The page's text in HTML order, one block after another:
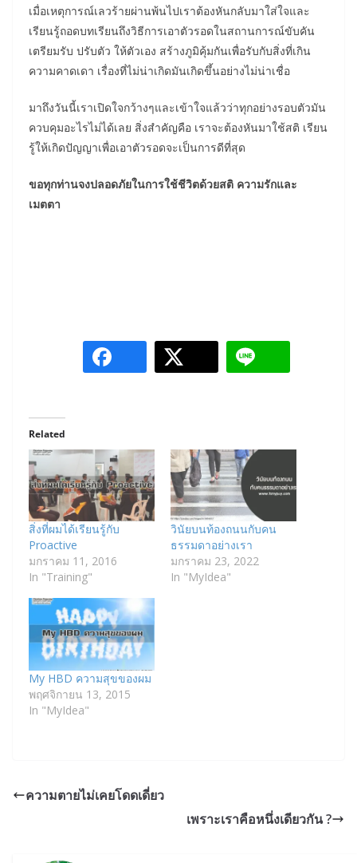
เมื่อเหตุการณ์เลวร้ายผ่านพ้นไปเราต้องหันกลับมาใส่ใจและ
เรียนรู้ถอดบทเรียนถึงวิธีการเอาตัวรอดในสถานการณ์ขับคัน
เตรียมรับ ปรับตัว ให้ตัวเอง สร้างภูมิคุ้มกันเพื่อรับกับสิ่งที่เกิน
ความคาดเดา เรื่องที่ไม่น่าเกิดมันเกิดขึ้นอย่างไม่น่าเชื่อ
มาถึงวันนี้เราเปิดใจกว้างๆและเข้าใจแล้วว่าทุกอย่างรอบตัวมัน
ควบคุมอะไรไม่ได้เลย สิ่งสำคัญคือ เราจะต้องหันมาใช้สติ เรียน
รู้ให้เกิดปัญญาเพื่อเอาตัวรอดจะเป็นการดีที่สุด
ขอทุกท่านจงปลอดภัยในการใช้ชีวิตด้วยสติ ความรักและ
เมตตา
Related
สิ่งที่ผมได้เรียนรู้กับ
Proactive
มกราคม 11, 2016
In "Training"
วินัยบนท้องถนนกับคน
ธรรมดาอย่างเรา
มกราคม 23, 2022
In "MyIdea"
My HBD ความสุขของผม
พฤศจิกายน 13, 2015
In "MyIdea"
ความตายไม่เคยโดดเดี่ยว
เพราะเราคือหนึ่งเดียวกัน ?